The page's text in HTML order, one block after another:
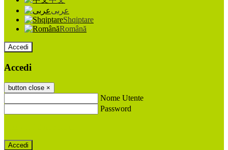
عربى
Shqiptare
Română
Accedi
Accedi
button close ×
Nome Utente
Password